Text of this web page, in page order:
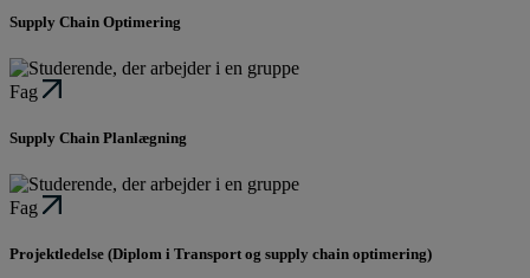
Supply Chain Optimering
Fag
Supply Chain Planlægning
Fag
Projektledelse (Diplom i Transport og supply chain optimering)